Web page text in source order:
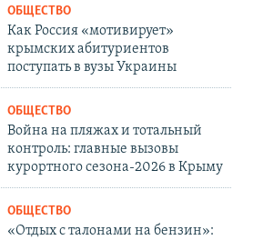
ОБЩЕСТВО
Как Россия «мотивирует»
крымских абитуриентов
поступать в вузы Украины
ОБЩЕСТВО
Война на пляжах и тотальный
контроль: главные вызовы
курортного сезона-2026 в Крыму
ОБЩЕСТВО
«Отдых с талонами на бензин»: